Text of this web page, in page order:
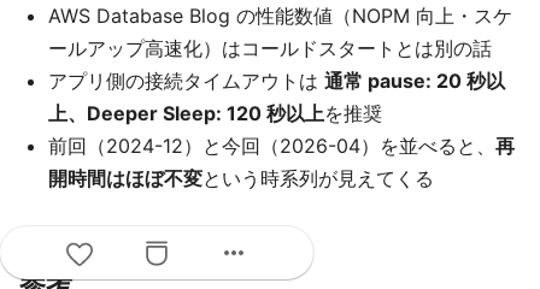
AWS Database Blog の性能数値（NOPM 向上・スケ
ールアップ高速化）はコールドスタートとは別の話
アプリ側の接続タイムアウトは 通常 pause: 20 秒以
上、Deeper Sleep: 120 秒以上を推奨
前回（2024-12）と今回（2026-04）を並べると、 再
開時間はほぼ不変という時系列が見えてくる
more_horiz